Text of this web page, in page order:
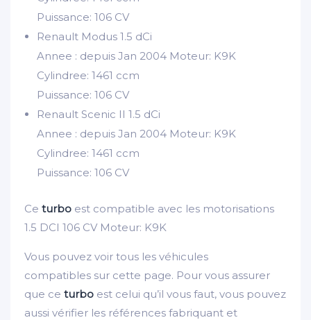
Puissance: 106 CV
Renault Modus 1.5 dCi
Annee : depuis Jan 2004 Moteur: K9K
Cylindree: 1461 ccm
Puissance: 106 CV
Renault Scenic II 1.5 dCi
Annee : depuis Jan 2004 Moteur: K9K
Cylindree: 1461 ccm
Puissance: 106 CV
Ce turbo est compatible avec les motorisations
1.5 DCI 106 CV Moteur: K9K
Vous pouvez voir tous les véhicules
compatibles sur cette page. Pour vous assurer
que ce turbo est celui qu’il vous faut, vous pouvez
aussi vérifier les références fabriquant et